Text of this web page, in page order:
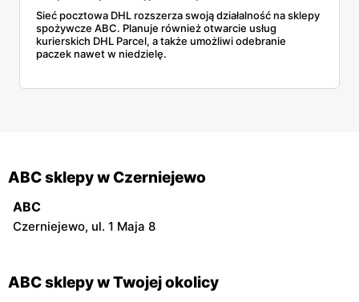
Sieć pocztowa DHL rozszerza swoją działalność na sklepy
spożywcze ABC. Planuje również otwarcie usług
kurierskich DHL Parcel, a także umożliwi odebranie
paczek nawet w niedzielę.
ABC sklepy w Czerniejewo
ABC
Czerniejewo, ul. 1 Maja 8
ABC sklepy w Twojej okolicy